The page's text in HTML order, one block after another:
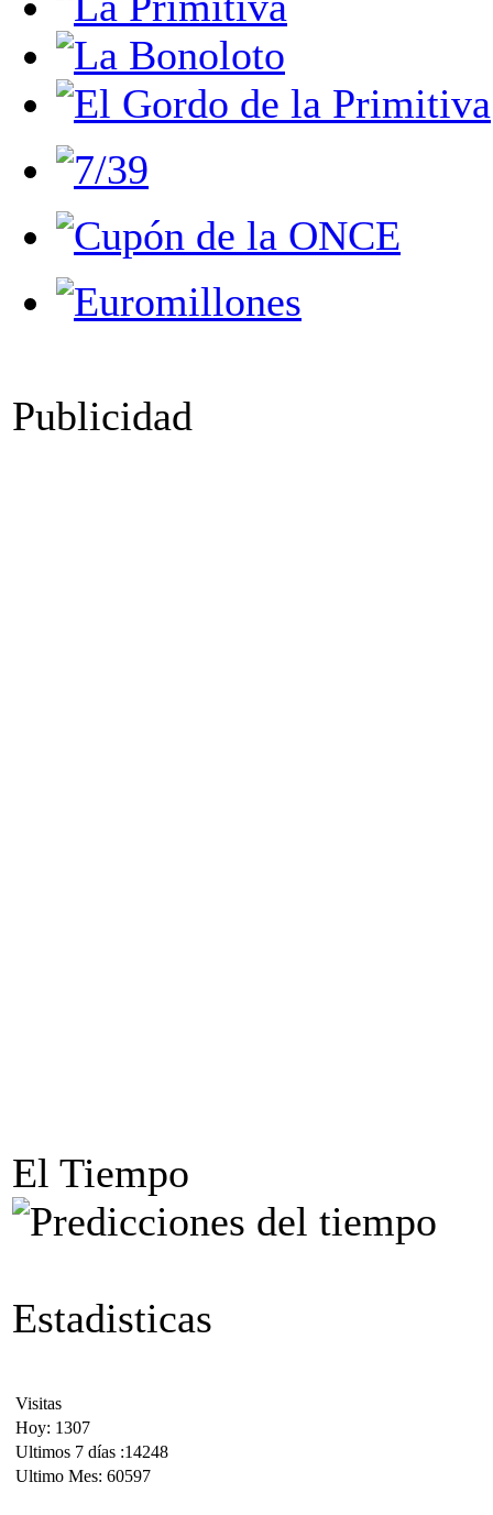
Publicidad
El Tiempo
Estadisticas
Visitas
Hoy: 1307
Ultimos 7 días :14248
Ultimo Mes: 60597